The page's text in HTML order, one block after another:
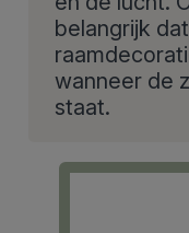
belangrijk
wanneer de
staat.